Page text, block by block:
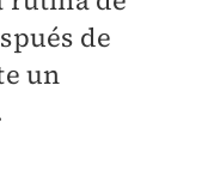
de
un